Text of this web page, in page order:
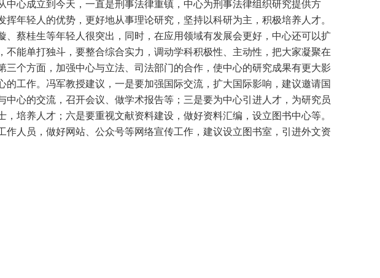
心成立到今天，一直是刑事法律重镇，中心为刑事法律组织研究提供方
年轻人的优势，更好地从事理论研究，坚持以科研为主，积极培养人才。
蔡桂生等年轻人很突出，同时，在应用领域有发展会更好，中心还可以扩
能单打独斗，要整合综合实力，调动学科积极性、主动性，把大家凝聚在
个方面，加强中心与立法、司法部门的合作，使中心的研究成果有更大影
工作。冯军教授建议，一是要加强国际交流，扩大国际影响，建议邀请国
心的交流，召开会议、做学术报告等；三是要为中心引进人才，为研究员
培养人才；六是要重视文献资料建设，做好资料汇编，设立图书中心等。
人员，做好网站、公众号等网络宣传工作，建议设立图书室，引进外文资